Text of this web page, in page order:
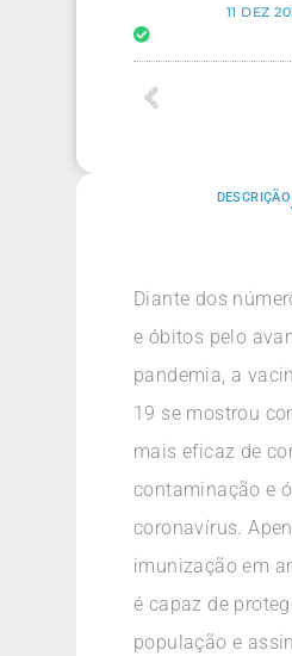
11 DEZ
DESCRIÇÃO
Diante dos
e óbitos pelo
pandemia, a
19 se mostrou
mais eficaz de
contaminação e
coronavírus.
imunização em
é capaz de
população e